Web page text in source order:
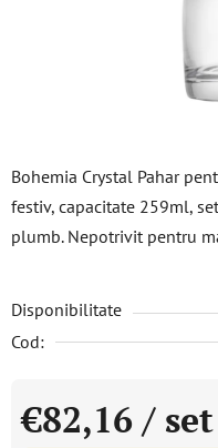
Bohemia Crystal Pahar
festiv, capacitate 259ml,
plumb. Nepotrivit pentru
Disponibilitate
Cod:
€82,16 / set